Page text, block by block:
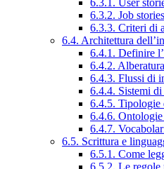
6.3.2. Job
6.3.3. Criteri di
6.4. Architettura
6.4.1. Definire
6.4.2. Alberatura
6.4.3. Flussi di
6.4.4. Sistemi
6.4.5. Tipologie
6.4.6. Ontologie
6.4.7.
6.5. Scrittura e
6.5.1. Come
6.5.2. Le regole